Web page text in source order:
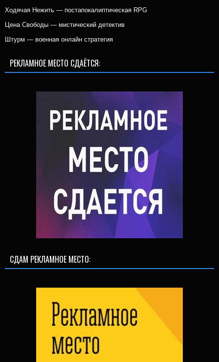
Ходячая Нежить — постапокалиптическая RPG
Цена Свободы — мистический детектив
Штурм — военная онлайн стратегия
РЕКЛАМНОЕ МЕСТО СДАЁТСЯ:
СДАМ РЕКЛАМНОЕ МЕСТО: